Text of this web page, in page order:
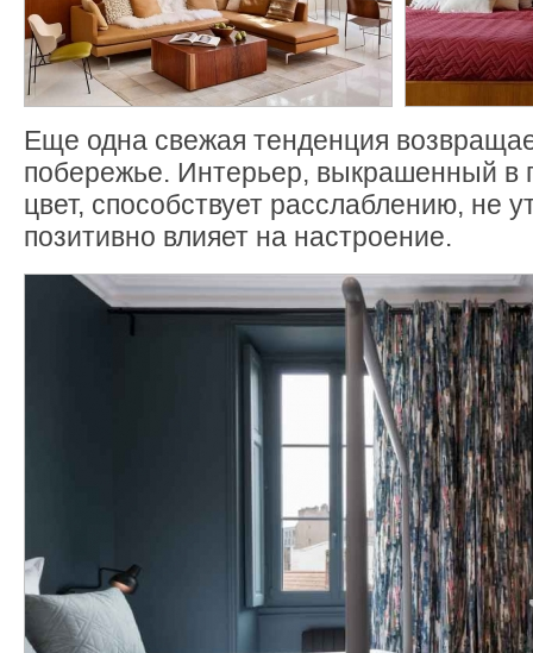
Еще одна свежая тенденция
побережье. Интерьер, выкрашенный в
цвет, способствует расслаблению, не
позитивно влияет на настроение.